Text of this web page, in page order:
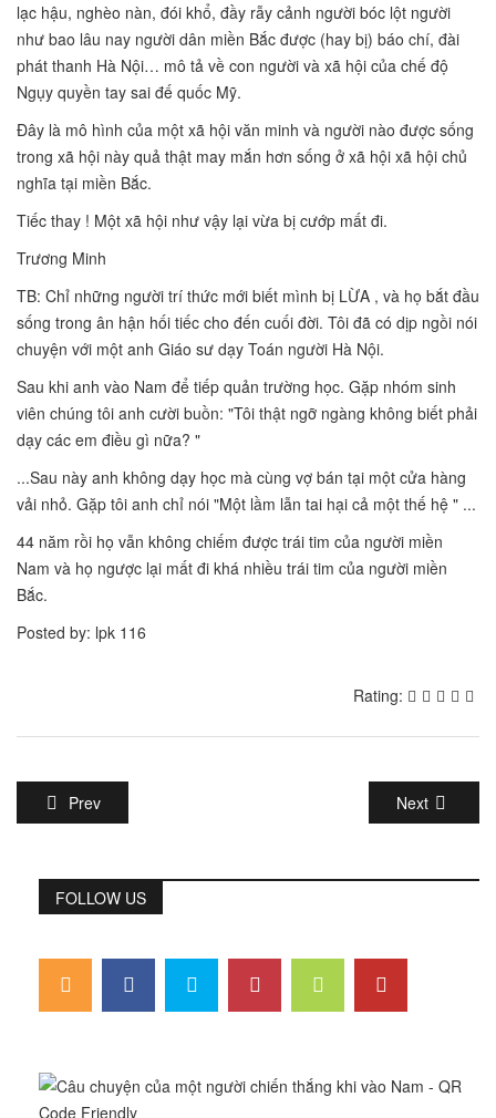
lạc hậu, nghèo nàn, đói khổ, đầy rẫy cảnh người bóc lột người
như bao lâu nay người dân miền Bắc được (hay bị) báo chí, đài
phát thanh Hà Nội… mô tả về con người và xã hội của chế độ
Ngụy quyền tay sai đế quốc Mỹ.
Đây là mô hình của một xã hội văn minh và người nào được sống
trong xã hội này quả thật may mắn hơn sống ở xã hội xã hội chủ
nghĩa tại miền Bắc.
Tiếc thay ! Một xã hội như vậy lại vừa bị cướp mất đi.
Trương Minh
TB: Chỉ những người trí thức mới biết mình bị LỪA , và họ bắt đầu
sống trong ân hận hối tiếc cho đến cuối đời. Tôi đã có dịp ngồi nói
chuyện với một anh Giáo sư dạy Toán người Hà Nội.
Sau khi anh vào Nam để tiếp quản trường học. Gặp nhóm sinh
viên chúng tôi anh cười buồn: "Tôi thật ngỡ ngàng không biết phải
dạy các em điều gì nữa? "
...Sau này anh không dạy học mà cùng vợ bán tại một cửa hàng
vải nhỏ. Gặp tôi anh chỉ nói "Một lầm lẫn tai hại cả một thế hệ " ...
44 năm rồi họ vẫn không chiếm được trái tim của người miền
Nam và họ ngược lại mất đi khá nhiều trái tim của người miền
Bắc.
Posted by: lpk 116
Rating:
Prev Next
FOLLOW US